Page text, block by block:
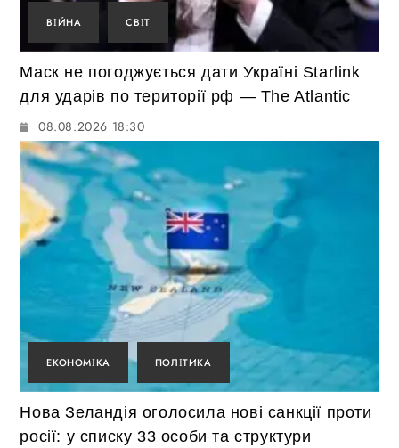
ВІЙНА СВІТ
Маск не погоджується дати Україні Starlink
для ударів по території рф — The Atlantic
08.08.2026 18:30
ЕКОНОМІКА ПОЛІТИКА
Нова Зеландія оголосила нові санкції проти
росії: у списку 33 особи та структури